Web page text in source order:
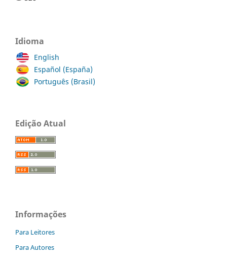
Idioma
English
Español (España)
Português (Brasil)
Edição Atual
Informações
Para Leitores
Para Autores